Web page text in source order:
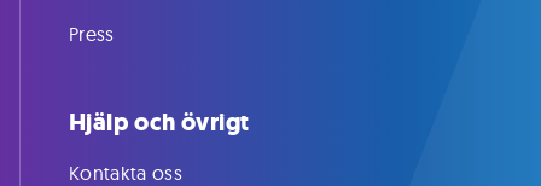
Press
Hjälp och övrigt
Kontakta oss